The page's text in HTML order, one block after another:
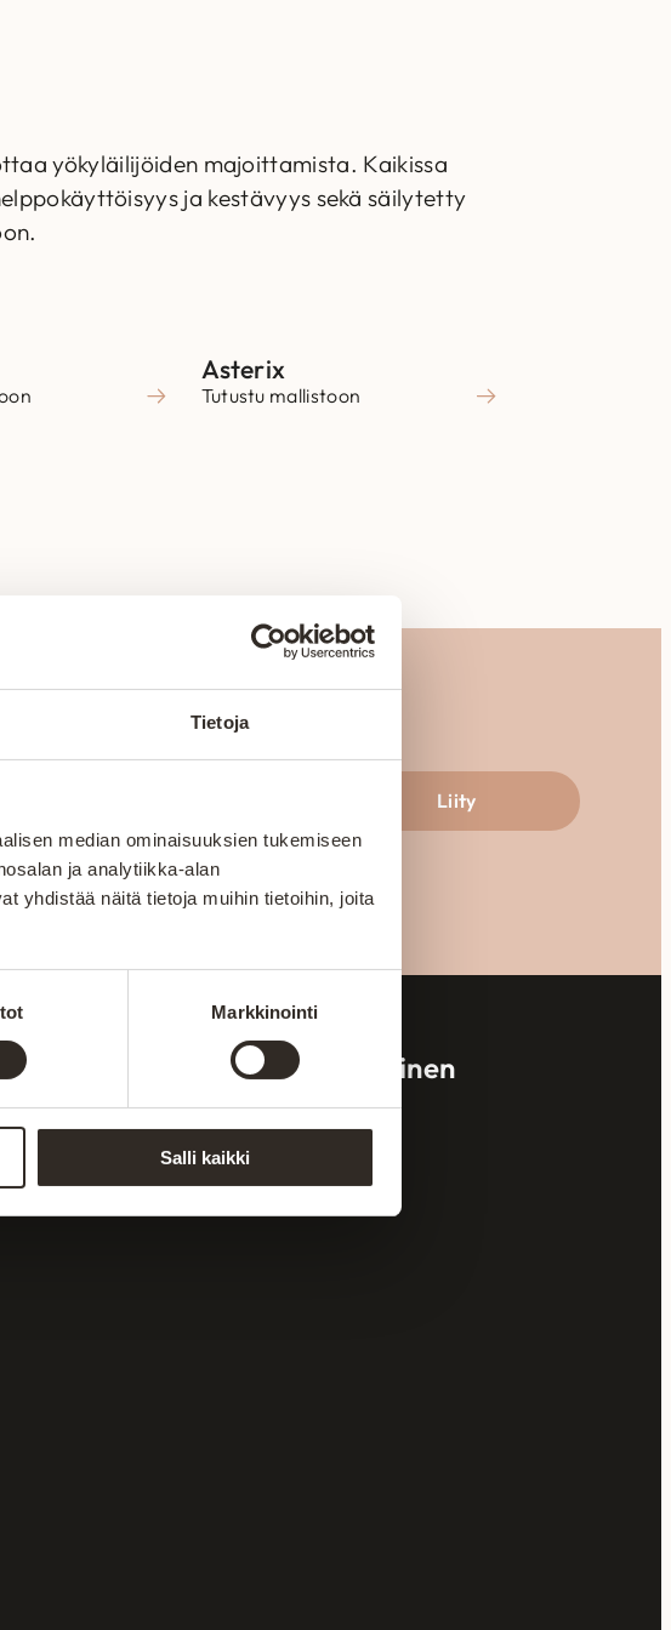
Tietoja
median ominaisuuksien tukemiseen
ja analytiikka-alan
yhdistää näitä tietoja muihin tietoihin, joita
Markkinointi
Salli kaikki
yökyläilijöiden majoittamista. Kaikissa
ja kestävyys sekä säilytetty
Asterix
Tutustu mallistoon
tilaajaksi
Liity
Turvallinen ostaminen
Monipuoliset maksutavat